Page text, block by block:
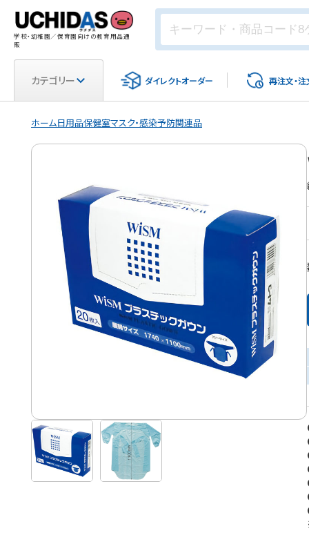
学校・幼稚園／保育園向けの教育用品通
販
カテゴリー ダイレクトオーダー 再注文・注
ホーム日用品保健室マスク・感染予防関連品